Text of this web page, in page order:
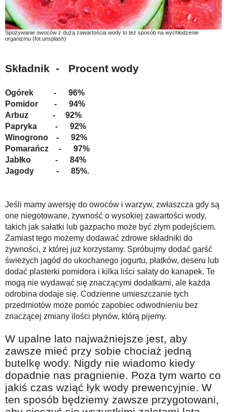
Spożywanie owoców z dużą zawartościa wody to tez sposób na wychłodzenie
organizmu (fot.unsplash)
Składnik - Procent wody
Ogórek - 96%
Pomidor - 94%
Arbuz - 92%
Papryka - 92%
Winogrono - 92%
Pomarańcz - 97%
Jabłko - 84%
Jagody - 85%.
Jeśli mamy awersję do owoców i warzyw, zwłaszcza gdy są
one niegotowane, żywność o wysokiej zawartości wody,
takich jak sałatki lub gazpacho może być złym podejściem.
Zamiast tego możemy dodawać zdrowe składniki do
żywności, z której już korzystamy. Spróbujmy dodać garść
świeżych jagód do ukochanego jogurtu, płatków, deseru lub
dodać plasterki pomidora i kilka liści sałaty do kanapek. Te
mogą nie wydawać się znaczącymi dodatkami, ale każda
odrobina dodaje się. Codzienne umieszczanie tych
przedmiotów może pomóc zapobiec odwodnieniu bez
znaczącej zmiany ilości płynów, którą pijemy.
W upalne lato najważniejsze jest, aby
zawsze mieć przy sobie chociaż jedną
butelkę wody. Nigdy nie wiadomo kiedy
dopadnie nas pragnienie. Poza tym warto co
jakiś czas wziąć łyk wody prewencyjnie. W
ten sposób będziemy zawsze przygotowani,